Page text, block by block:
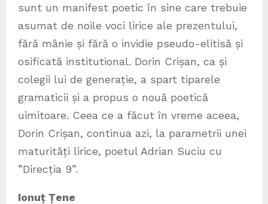
sunt un manifest poetic în sine care trebuie
asumat de noile voci lirice ale prezentului,
fără mânie și fără o invidie pseudo-elitisă și
osificată institutional. Dorin Crișan, ca și
colegii lui de generație, a spart tiparele
gramaticii și a propus o nouă poetică
uimitoare. Ceea ce a făcut în vreme aceea,
Dorin Crișan, continua azi, la parametrii unei
maturități lirice, poetul Adrian Suciu cu
”Direcția 9”.
Ionuț Țene